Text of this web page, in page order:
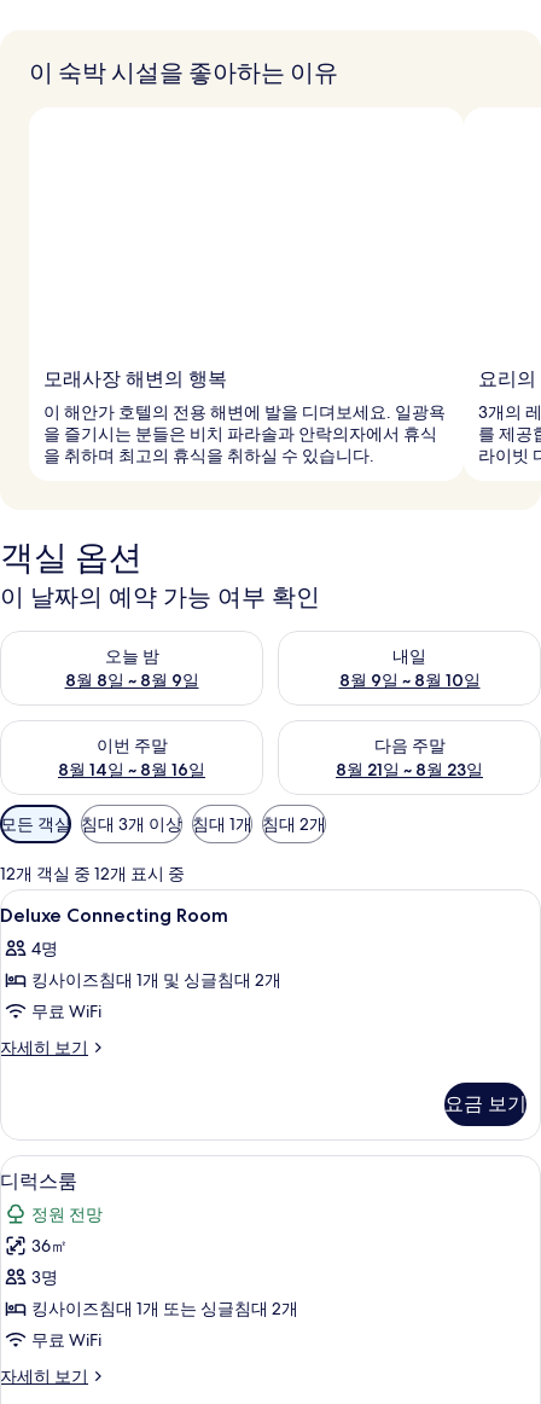
이 숙박 시설을 좋아하는 이유
모래사장 해변의 행복
이 해안가 호텔의 전용 해변에 발을 디뎌보세요. 일광욕
을 즐기시는 분들은 비치 파라솔과 안락의자에서 휴식
을 취하며 최고의 휴식을 취하실 수 있습니다.
요리
3개의
를 제공
라이빗
객실 옵션
이 날짜의 예약 가능 여부 확인
오늘 밤
8월 8일 ~ 8월 9일
오늘 밤 예약 가능 여부 확인, 8월 8일 ~ 8월 9일
내일
8월 9일 ~ 8월 10일
내일 예약 가능 여부 확인, 8월
이번 주말
8월 14일 ~ 8월 16일
이번 주말 예약 가능 여부 확인, 8월 14일 ~ 8월 16일
다음 주말
8월 21일 ~ 8월 23일
다음 주말 예약 가능 여부 확인
객
실
에
사
용
가
능
한
터
모든 객실 침대 3개 이상 침대 1개 침대 2개
12개 객실 중 12개 표시 중
Deluxe
Connecting
Room
사
진
모
기
미니바, 객실 내 금고, 책상, 노트북 작
5
Deluxe Connecting Room
4명
킹사이즈침대 1개 및 싱글침대 2개
무료 WiFi
자세히 보기
Deluxe
세
히
보
기
요금 보기
디
럭
스
룸
사
진
모
두
미니바, 객실 내 금고, 책상, 노트북 작
6
디럭스룸
정원 전망
36㎡
3명
킹사이즈침대 1개 또는 싱글침대 2개
무료 WiFi
자세히 보기
디